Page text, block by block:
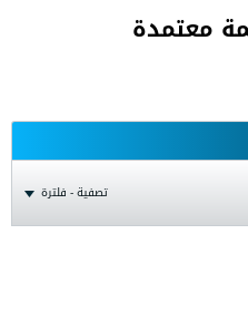
معتمدة
تصفية - فلترة